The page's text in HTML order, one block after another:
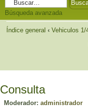
Búsqueda avanzada
Índice general ‹ Vehiculos 1/
Consulta
Moderador: administrador